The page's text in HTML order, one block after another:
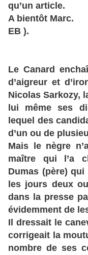
qu’un article.
A bientôt Marc.
EB ).
Le Canard
d’aigreur et
Nicolas Sarkozy,
lui même ses
lequel des
d’un ou de
Mais le nègre
maître qui l’a
Dumas (père)
les jours deux
dans la presse
évidemment de
Il dressait le
corrigeait la
nombre de ses